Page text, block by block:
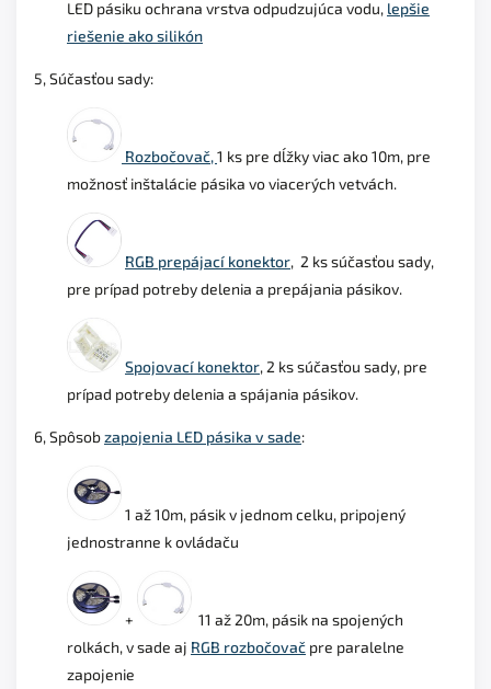
LED pásiku ochrana vrstva odpudzujúca vodu, lepšie
riešenie ako silikón
5, Súčasťou sady:
Rozbočovač,1 ks pre dĺžky viac ako 10m, pre
možnosť inštalácie pásika vo viacerých vetvách.
RGB prepájací konektor, 2 ks súčasťou sady,
pre prípad potreby delenia a prepájania pásikov.
Spojovací konektor, 2 ks súčasťou sady, pre
prípad potreby delenia a spájania pásikov.
6, Spôsobzapojenia LED pásika v sade:
1 až 10m, pásik v jednom celku, pripojený
jednostranne k ovládaču
+
11 až 20m, pásik na spojených
rolkách, v sade aj RGB rozbočovač pre paralelne
zapojenie